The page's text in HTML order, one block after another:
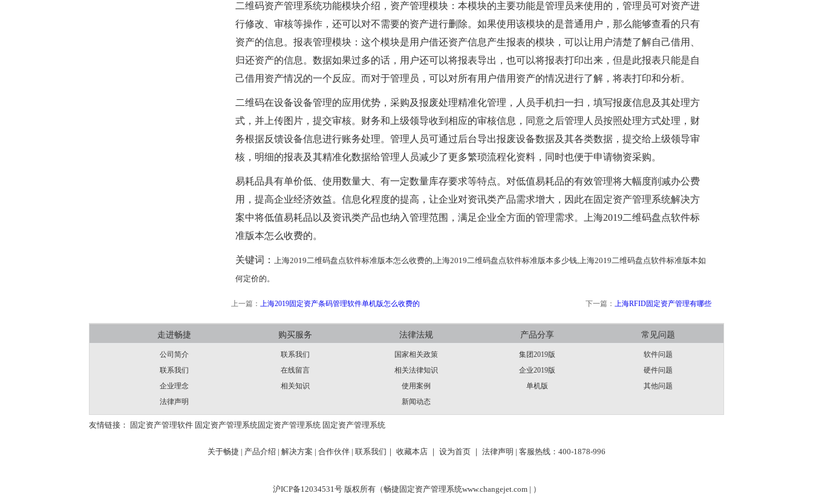
二维码资产管理系统功能模块介绍，资产管理模块：本模块的主要功能是管理员来使用的，管理员可对资产进
行修改、审核等操作，还可以对不需要的资产进行删除。如果使用该模块的是普通用户，那么能够查看的只有
资产的信息。报表管理模块：这个模块是用户借还资产信息产生报表的模块，可以让用户清楚了解自己借用、
归还资产的信息。数据如果过多的话，用户还可以将报表导出，也可以将报表打印出来，但是此报表只能是自
己借用资产情况的一个反应。而对于管理员，可以对所有用户借用资产的情况进行了解，将表打印和分析。
二维码在设备设备管理的应用优势，采购及报废处理精准化管理，人员手机扫一扫，填写报废信息及其处理方
式，并上传图片，提交审核。财务和上级领导收到相应的审核信息，同意之后管理人员按照处理方式处理，财
务根据反馈设备信息进行账务处理。管理人员可通过后台导出报废设备数据及其各类数据，提交给上级领导审
核，明细的报表及其精准化数据给管理人员减少了更多繁琐流程化资料，同时也便于申请物资采购。
易耗品具有单价低、使用数量大、有一定数量库存要求等特点。对低值易耗品的有效管理将大幅度削减办公费
用，提高企业经济效益。信息化程度的提高，让企业对资讯类产品需求增大，因此在固定资产管理系统解决方
案中将低值易耗品以及资讯类产品也纳入管理范围，满足企业全方面的管理需求。上海2019二维码盘点软件标
准版本怎么收费的。
关键词： 上海2019二维码盘点软件标准版本怎么收费的,上海2019二维码盘点软件标准版本多少钱,上海2019二维码盘点软件标准版本如
何定价的。
上一篇： 上海2019固定资产条码管理软件单机版怎么收费的 下一篇： 上海RFID固定资产管理有哪些
走进畅捷
公司简介
联系我们
企业理念
法律声明
购买服务
联系我们
在线留言
相关知识
法律法规
国家相关政策
相关法律知识
使用案例
新闻动态
产品分享
集团2019版
企业2019版
单机版
常见问题
软件问题
硬件问题
其他问题
友情链接： 固定资产管理软件 固定资产管理系统固定资产管理系统 固定资产管理系统
关于畅捷 | 产品介绍 | 解决方案 | 合作伙伴 | 联系我们｜ 收藏本店 ｜ 设为首页 ｜ 法律声明 | 客服热线：400-1878-996
沪ICP备12034531号 版权所有（畅捷固定资产管理系统www.changejet.com | ）